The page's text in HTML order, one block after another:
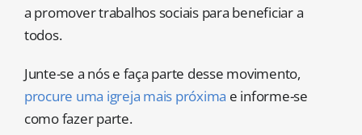
MEDIA
DOAÇÕES
a promover trabalhos sociais para beneficiar a
todos.
Junte-se a nós e faça parte desse movimento,
procure uma igreja mais próxima e informe-se
como fazer parte.